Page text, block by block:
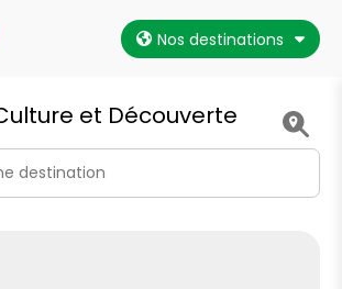
Nos destinations
et Découverte